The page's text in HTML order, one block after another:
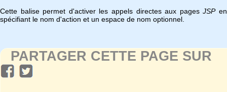
Cette balise permet d'activer les appels directes aux pagesJSPen
spécifiant le nom d'action et un espace de nom optionnel.
PARTAGER CETTE PAGE SUR